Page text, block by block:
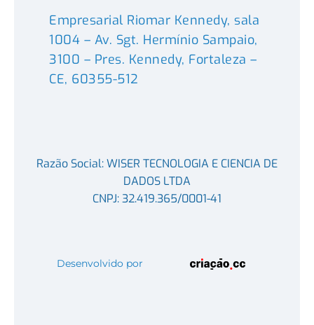
Empresarial Riomar Kennedy, sala
1004 – Av. Sgt. Hermínio Sampaio,
3100 – Pres. Kennedy, Fortaleza –
CE, 60355-512
Razão Social: WISER TECNOLOGIA E CIENCIA DE
DADOS LTDA
CNPJ: 32.419.365/0001-41
Desenvolvido por